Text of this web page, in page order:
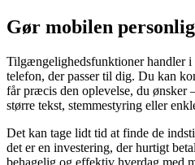
Gør mobilen personlig
Tilgængelighedsfunktioner handler i
telefon, der passer til dig. Du kan
får præcis den oplevelse, du ønsker
større tekst, stemmestyring eller
Det kan tage lidt tid at finde de
det er en investering, der hurtigt
behagelig og effektiv hverdag med